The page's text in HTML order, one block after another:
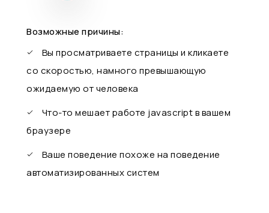
Возможные причины:
Вы просматриваете страницы и кликаете
со скоростью, намного превышающую
ожидаемую от человека
Что-то мешает работе javascript в вашем
браузере
Ваше поведение похоже на поведение
автоматизированных систем